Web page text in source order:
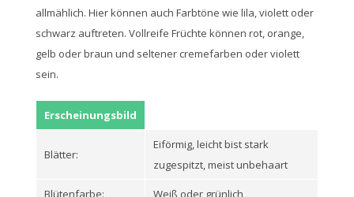
allmählich. Hier können auch Farbtöne wie lila, violett oder
schwarz auftreten. Vollreife Früchte können rot, orange,
gelb oder braun und seltener cremefarben oder violett
sein.
Erscheinungsbild
Blätter:
Eiförmig, leicht bist stark
zugespitzt, meist unbehaart
Blütenfarbe: Weiß oder grünlich